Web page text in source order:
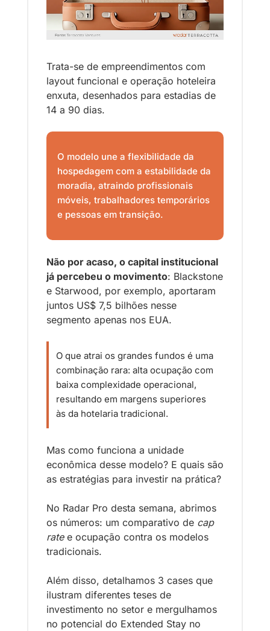
Trata-se de empreendimentos com
layout funcional e operação hoteleira
enxuta, desenhados para estadias de
14 a 90 dias.
O modelo une a flexibilidade da
hospedagem com a estabilidade da
moradia, atraindo profissionais
móveis, trabalhadores temporários
e pessoas em transição.
Não por acaso, o capital institucional
já percebeu o movimento: Blackstone
e Starwood, por exemplo, aportaram
juntos US$ 7,5 bilhões nesse
segmento apenas nos EUA.
O que atrai os grandes fundos é uma
combinação rara: alta ocupação com
baixa complexidade operacional,
resultando em margens superiores
às da hotelaria tradicional.
Mas como funciona a unidade
econômica desse modelo? E quais são
as estratégias para investir na prática?
No Radar Pro desta semana, abrimos
os números: um comparativo de cap
rate e ocupação contra os modelos
tradicionais.
Além disso, detalhamos 3 cases que
ilustram diferentes teses de
investimento no setor e mergulhamos
no potencial do Extended Stay no